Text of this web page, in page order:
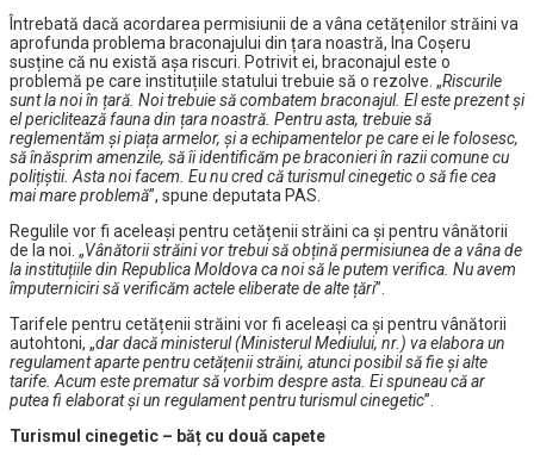
Întrebată dacă acordarea permisiunii de a vâna cetățenilor străini va
aprofunda problema braconajului din țara noastră, Ina Coșeru
susține că nu există așa riscuri. Potrivit ei, braconajul este o
problemă pe care instituțiile statului trebuie să o rezolve. „Riscurile
sunt la noi în țară. Noi trebuie să combatem braconajul. El este prezent și
el periclitează fauna din țara noastră. Pentru asta, trebuie să
reglementăm și piața armelor, și a echipamentelor pe care ei le folosesc,
să înăsprim amenzile, să îi identificăm pe braconieri în razii comune cu
polițiștii. Asta noi facem. Eu nu cred că turismul cinegetic o să fie cea
mai mare problemă”, spune deputata PAS.
Regulile vor fi aceleași pentru cetățenii străini ca și pentru vânătorii
de la noi. „Vânătorii străini vor trebui să obțină permisiunea de a vâna de
la instituțiile din Republica Moldova ca noi să le putem verifica. Nu avem
împuterniciri să verificăm actele eliberate de alte țări”.
Tarifele pentru cetățenii străini vor fi aceleași ca și pentru vânătorii
autohtoni, „dar dacă ministerul (Ministerul Mediului, nr.) va elabora un
regulament aparte pentru cetățenii străini, atunci posibil să fie și alte
tarife. Acum este prematur să vorbim despre asta. Ei spuneau că ar
putea fi elaborat și un regulament pentru turismul cinegetic”.
Turismul cinegetic – băț cu două capete